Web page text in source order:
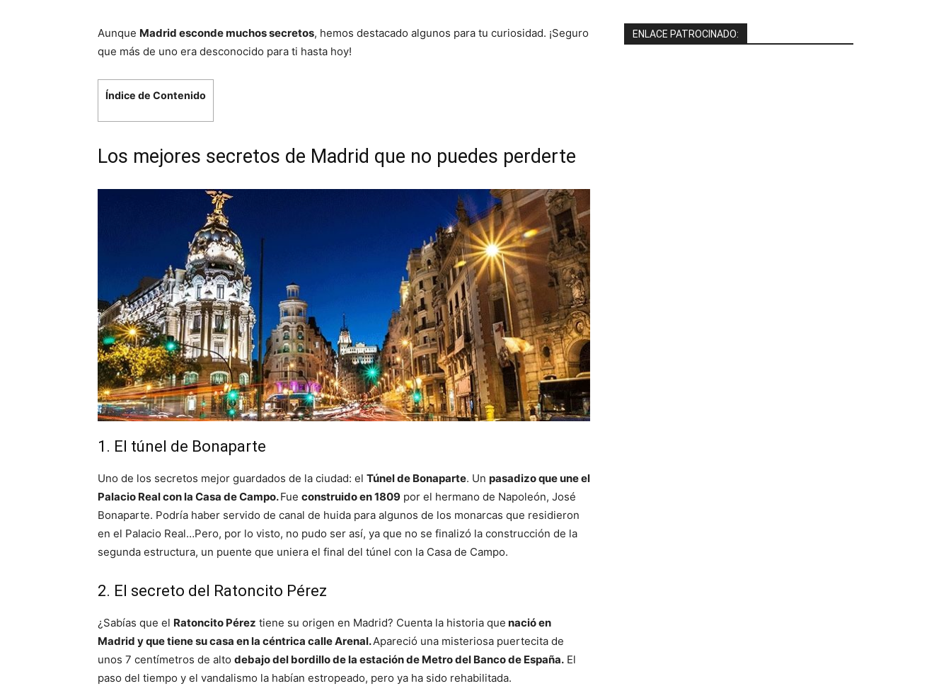
Aunque Madrid esconde muchos secretos, hemos destacado algunos para tu curiosidad. ¡Seguro
que más de uno era desconocido para ti hasta hoy!
Índice de Contenido
Los mejores secretos de Madrid que no puedes perderte
1. El túnel de Bonaparte
Uno de los secretos mejor guardados de la ciudad: el Túnel de Bonaparte. Un pasadizo que une el
Palacio Real con la Casa de Campo.Fue construido en 1809 por el hermano de Napoleón, José
Bonaparte. Podría haber servido de canal de huida para algunos de los monarcas que residieron
en el Palacio Real…Pero, por lo visto, no pudo ser así, ya que no se finalizó la construcción de la
segunda estructura, un puente que uniera el final del túnel con la Casa de Campo.
2. El secreto del Ratoncito Pérez
¿Sabías que el Ratoncito Pérez tiene su origen en Madrid? Cuenta la historia que nació en
Madrid y que tiene su casa en la céntrica calle Arenal.Apareció una misteriosa puertecita de
unos 7 centímetros de alto debajo del bordillo de la estación de Metro del Banco de España. El
paso del tiempo y el vandalismo la habían estropeado, pero ya ha sido rehabilitada.
ENLACE PATROCINADO: